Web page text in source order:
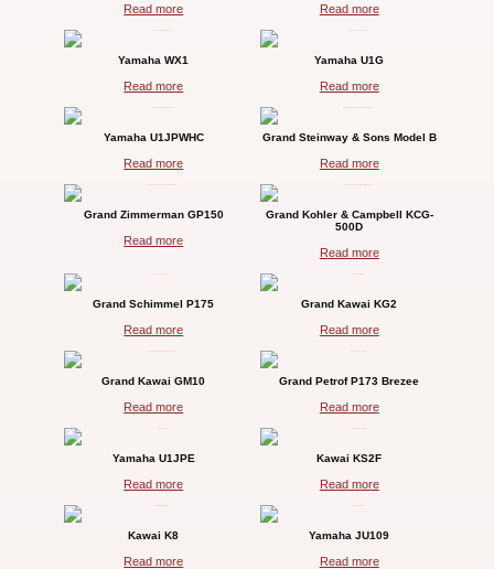
Read more Read more
Yamaha WX1
Read more
Yamaha U1G
Read more
Yamaha U1JPWHC
Read more
Grand Steinway & Sons Model B
Read more
Grand Zimmerman GP150
Read more
Grand Kohler & Campbell KCG-
500D
Read more
Grand Schimmel P175
Read more
Grand Kawai KG2
Read more
Grand Kawai GM10
Read more
Grand Petrof P173 Brezee
Read more
Yamaha U1JPE
Read more
Kawai KS2F
Read more
Kawai K8
Read more
Yamaha JU109
Read more